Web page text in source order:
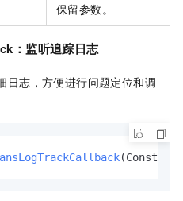
保留参数。
：监听追踪日志
日志，方便进行问题定位和调